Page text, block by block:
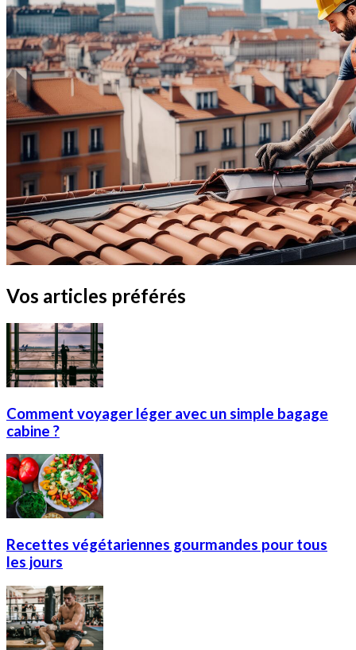
Vos articles préférés
Comment voyager léger avec un simple bagage
cabine ?
Recettes végétariennes gourmandes pour tous
les jours